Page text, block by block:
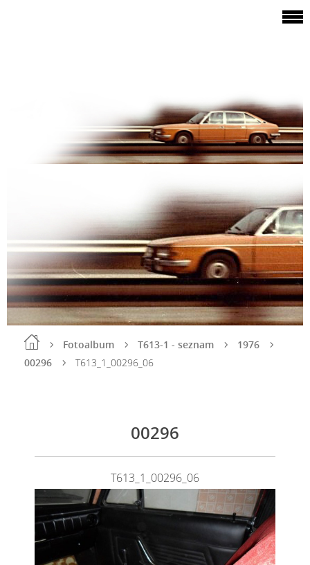
Fotoalbum T613-1 - seznam
1976
00296
T613_1_00296_06
00296
T613_1_00296_06